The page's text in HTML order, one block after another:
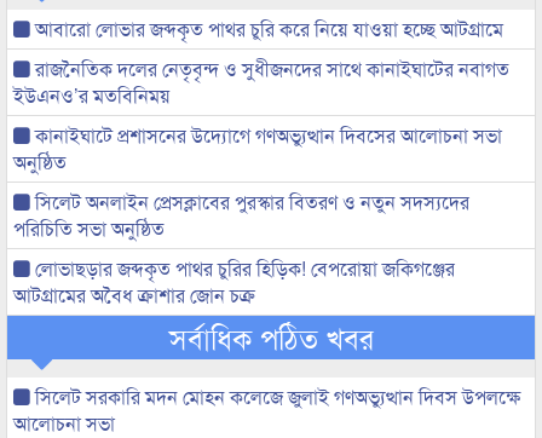
আবারো লোভার জব্দকৃত পাথর চুরি করে নিয়ে যাওয়া হচ্ছে আটগ্রামে
রাজনৈতিক দলের নেতৃবৃন্দ ও সুধীজনদের সাথে কানাইঘাটের নবাগত
ইউএনও’র মতবিনিময়
কানাইঘাটে প্রশাসনের উদ্যোগে গণঅভ্যুত্থান দিবসের আলোচনা সভা
অনুষ্ঠিত
সিলেট অনলাইন প্রেসক্লাবের পুরস্কার বিতরণ ও নতুন সদস্যদের
পরিচিতি সভা অনুষ্ঠিত
লোভাছড়ার জব্দকৃত পাথর চুরির হিড়িক! বেপরোয়া জকিগঞ্জের
আটগ্রামের অবৈধ ক্রাশার জোন চক্র
সর্বাধিক পঠিত খবর
সিলেট সরকারি মদন মোহন কলেজে জুলাই গণঅভ্যুত্থান দিবস উপলক্ষে
আলোচনা সভা